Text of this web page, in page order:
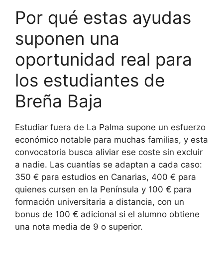
Por qué estas ayudas
suponen una
oportunidad real para
los estudiantes de
Breña Baja
Estudiar fuera de La Palma supone un esfuerzo
económico notable para muchas familias, y esta
convocatoria busca aliviar ese coste sin excluir
a nadie. Las cuantías se adaptan a cada caso:
350 € para estudios en Canarias, 400 € para
quienes cursen en la Península y 100 € para
formación universitaria a distancia, con un
bonus de 100 € adicional si el alumno obtiene
una nota media de 9 o superior.